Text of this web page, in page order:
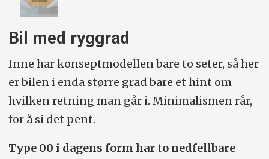
Bil med ryggrad
Inne har konseptmodellen bare to seter, så her
er bilen i enda større grad bare et hint om
hvilken retning man går i. Minimalismen rår,
for å si det pent.
Type 00 i dagens form har to nedfellbare